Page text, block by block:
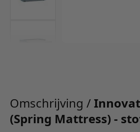
Omschrijving /
(Spring Mattress) -